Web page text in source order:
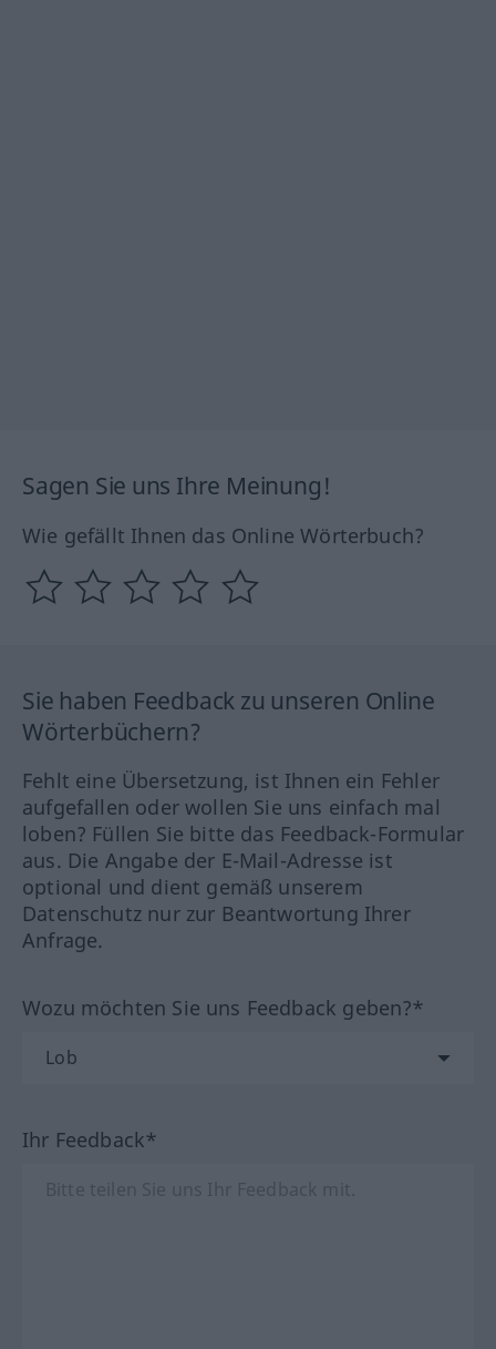
Sagen Sie uns Ihre Meinung!
Wie gefällt Ihnen das Online Wörterbuch?
Sie haben Feedback zu unseren Online
Wörterbüchern?
Fehlt eine Übersetzung, ist Ihnen ein Fehler
aufgefallen oder wollen Sie uns einfach mal
loben? Füllen Sie bitte das Feedback-Formular
aus. Die Angabe der E-Mail-Adresse ist
optional und dient gemäß unserem
Datenschutz nur zur Beantwortung Ihrer
Anfrage.
Wozu möchten Sie uns Feedback geben?*
Ihr Feedback*